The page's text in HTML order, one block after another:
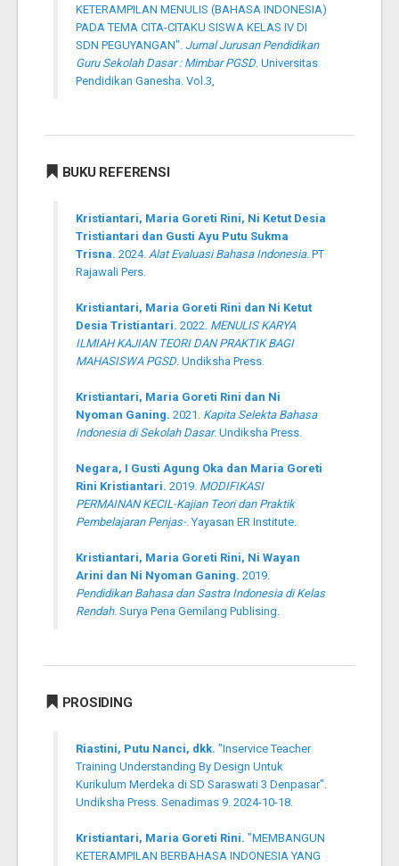
KETERAMPILAN MENULIS (BAHASA INDONESIA)
PADA TEMA CITA-CITAKU SISWA KELAS IV DI
SDN PEGUYANGAN". Jurnal Jurusan Pendidikan
Guru Sekolah Dasar : Mimbar PGSD. Universitas
Pendidikan Ganesha. Vol.3,
BUKU REFERENSI
Kristiantari, Maria Goreti Rini, Ni Ketut Desia
Tristiantari dan Gusti Ayu Putu Sukma
Trisna. 2024. Alat Evaluasi Bahasa Indonesia. PT
Rajawali Pers.
Kristiantari, Maria Goreti Rini dan Ni Ketut
Desia Tristiantari. 2022. MENULIS KARYA
ILMIAH KAJIAN TEORI DAN PRAKTIK BAGI
MAHASISWA PGSD. Undiksha Press.
Kristiantari, Maria Goreti Rini dan Ni
Nyoman Ganing. 2021. Kapita Selekta Bahasa
Indonesia di Sekolah Dasar. Undiksha Press.
Negara, I Gusti Agung Oka dan Maria Goreti
Rini Kristiantari. 2019. MODIFIKASI
PERMAINAN KECIL-Kajian Teori dan Praktik
Pembelajaran Penjas-. Yayasan ER Institute.
Kristiantari, Maria Goreti Rini, Ni Wayan
Arini dan Ni Nyoman Ganing. 2019.
Pendidikan Bahasa dan Sastra Indonesia di Kelas
Rendah. Surya Pena Gemilang Publising.
PROSIDING
Riastini, Putu Nanci, dkk. "Inservice Teacher
Training Understanding By Design Untuk
Kurikulum Merdeka di SD Saraswati 3 Denpasar".
Undiksha Press. Senadimas 9. 2024-10-18.
Kristiantari, Maria Goreti Rini. "MEMBANGUN
KETERAMPILAN BERBAHASA INDONESIA YANG